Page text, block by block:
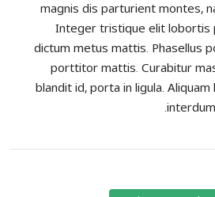
magnis dis parturient montes,
Integer tristique elit lobortis
dictum metus mattis. Phasellus
porttitor mattis. Curabitur
blandit id, porta in ligula.